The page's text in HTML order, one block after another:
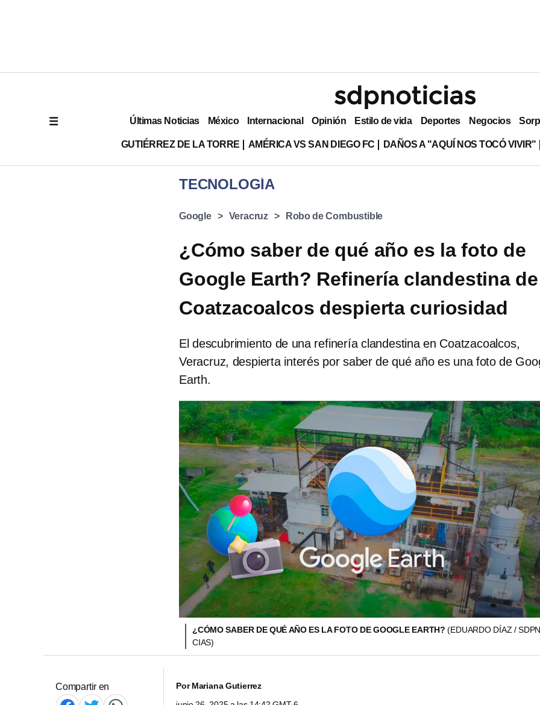
Últimas Noticias México Internacional Opinión Estilo de vida Deportes Negocios
GUTIÉRREZ DE LA TORRE AMÉRICA VS SAN DIEGO FC DAÑOS A "AQUÍ NOS TOCÓ VIVIR"
TECNOLOGÍA
Google Veracruz Robo de Combustible
¿Cómo saber de qué año es la foto de
Google Earth? Refinería clandestina de
Coatzacoalcos despierta curiosidad
El descubrimiento de una refinería clandestina en Coatzacoalcos,
Veracruz, despierta interés por saber de qué año es una foto de
Earth.
¿CÓMO SABER DE QUÉ AÑO ES LA FOTO DE GOOGLE EARTH?(EDUARDO DÍAZ /
CIAS)
Compartir en PorMariana Gutierrez